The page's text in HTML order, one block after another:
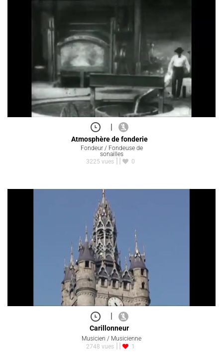
|
Atmosphère de fonderie
Fondeur / Fondeuse de
sonailles
3225 vues
0
|
Carillonneur
Musicien / Musicienne
2748 vues
1